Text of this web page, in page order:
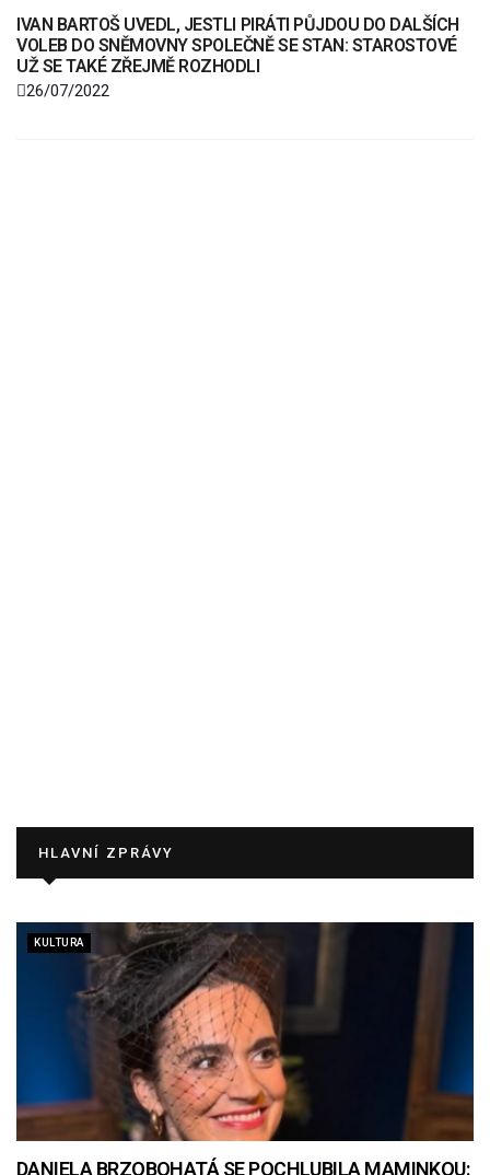
IVAN BARTOŠ UVEDL, JESTLI PIRÁTI PŮJDOU DO DALŠÍCH
VOLEB DO SNĚMOVNY SPOLEČNĚ SE STAN: STAROSTOVÉ
UŽ SE TAKÉ ZŘEJMĚ ROZHODLI
26/07/2022
HLAVNÍ ZPRÁVY
KULTURA
DANIELA BRZOBOHATÁ SE POCHLUBILA MAMINKOU: